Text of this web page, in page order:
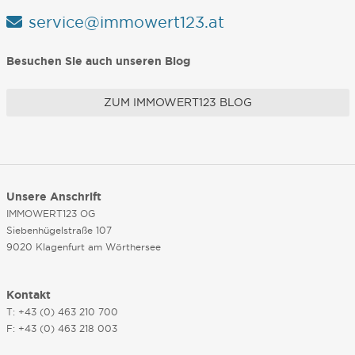
service@immowert123.at
Besuchen Sie auch unseren Blog
ZUM IMMOWERT123 BLOG
Unsere Anschrift
IMMOWERT123 OG
Siebenhügelstraße 107
9020 Klagenfurt am Wörthersee
Kontakt
T: +43 (0) 463 210 700
F: +43 (0) 463 218 003